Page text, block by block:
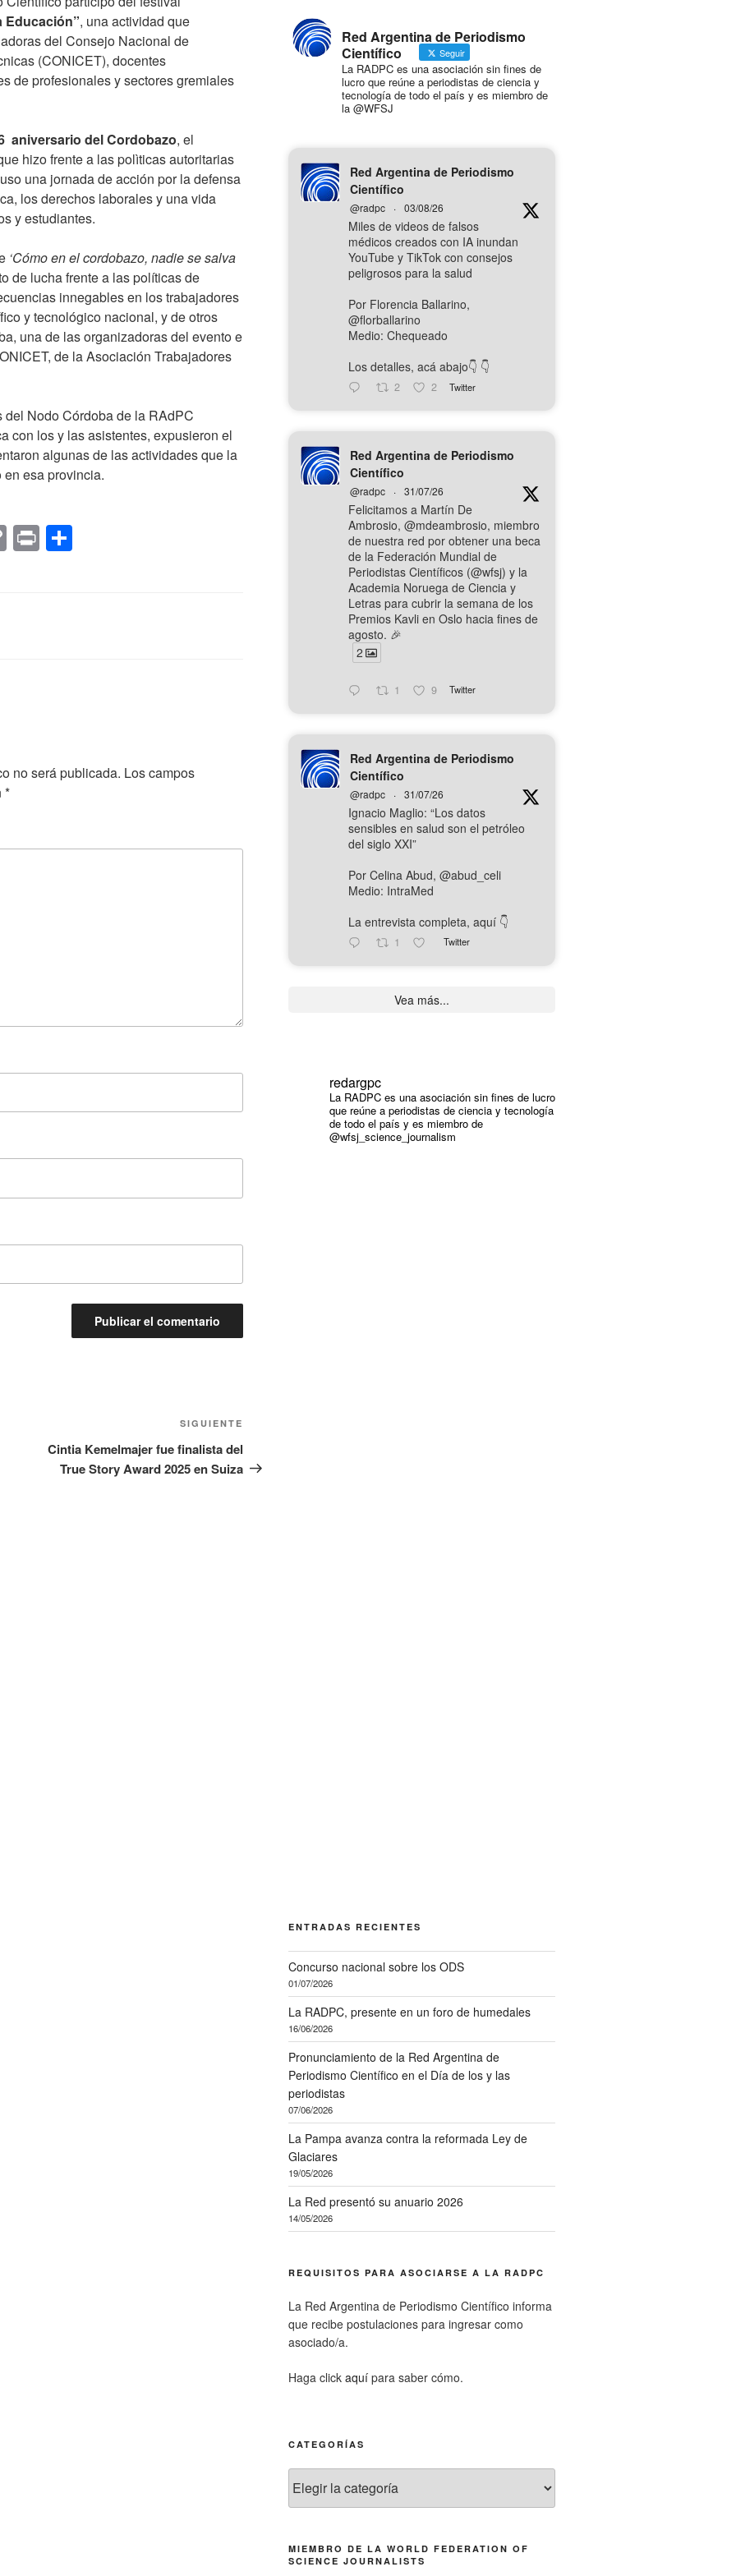
Educación”, una actividad que
del Consejo Nacional de
(CONICET), docentes
de profesionales y sectores gremiales
aniversario del Cordobazo, el
hizo frente a las polìticas autoritarias
una jornada de acción por la defensa
los derechos laborales y una vida
y estudiantes.
‘Cómo en el cordobazo, nadie se salva
de lucha frente a las políticas de
innegables en los trabajadores
y tecnológico nacional, y de otros
una de las organizadoras del evento e
de la Asociación Trabajadores
Nodo Córdoba de la RAdPC
con los y las asistentes, expusieron el
algunas de las actividades que la
esa provincia.
C
o
Pr
in
no será publicada. Los campos
*
SIGUIENTE
Cintia Kemelmajer fue finalista del
True Story Award 2025 en Suiza
Red Argentina de Periodismo
Científico
Seguir
La RADPC es una asociación sin fines de
lucro que reúne a periodistas de ciencia y
tecnología de todo el país y es miembro de
la @WFSJ
Red Argentina de Periodismo
Científico
@radpc · 03/08/26
Miles de videos de falsos
médicos creados con IA inundan
YouTube y TikTok con consejos
peligrosos para la salud
Por Florencia Ballarino,
@florballarino
Medio: Chequeado
Los detalles, acá abajo👇️ 👇️
2 2 Twitter
Red Argentina de Periodismo
Científico
@radpc · 31/07/26
Felicitamos a Martín De
Ambrosio, @mdeambrosio, miembro
de nuestra red por obtener una beca
de la Federación Mundial de
Periodistas Científicos (@wfsj) y la
Academia Noruega de Ciencia y
Letras para cubrir la semana de los
Premios Kavli en Oslo hacia fines de
agosto. 🎉
2
1 9 Twitter
Red Argentina de Periodismo
Científico
@radpc · 31/07/26
Ignacio Maglio: “Los datos
sensibles en salud son el petróleo
del siglo XXI”
Por Celina Abud, @abud_celi
Medio: IntraMed
La entrevista completa, aquí 👇️
1 Twitter
Vea más...
redargpc
La RADPC es una asociación sin fines de lucro
que reúne a periodistas de ciencia y tecnología
de todo el país y es miembro de
@wfsj_science_journalism
ENTRADAS RECIENTES
Concurso nacional sobre los ODS
01/07/2026
La RADPC, presente en un foro de humedales
16/06/2026
Pronunciamiento de la Red Argentina de
Periodismo Científico en el Día de los y las
periodistas
07/06/2026
La Pampa avanza contra la reformada Ley de
Glaciares
19/05/2026
La Red presentó su anuario 2026
14/05/2026
REQUISITOS PARA ASOCIARSE A LA RADPC
La Red Argentina de Periodismo Científico informa
que recibe postulaciones para ingresar como
asociado/a.
Haga click aquípara saber cómo.
CATEGORÍAS
MIEMBRO DE LA WORLD FEDERATION OF
SCIENCE JOURNALISTS